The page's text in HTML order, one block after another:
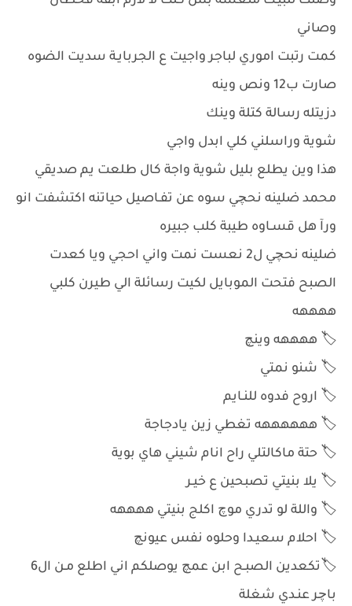
وصاني
كمت رتبت اموري لباجر واجيت ع الجربايـة سديت الضوه
صارت ب12 ونص وينه
دزيتله رسالة كتلة وينك
شوية وراسلني كلي ابدل واجي
هذا وين يطلع بليل شوية واجة كال طلعت يم صديقي
محمد ضلينه نحچي سوه عن تفـاصيل حياتنه اكتشفت انو
ورآ هل قسـاوه طيبة كلب جبيره
ضلينه نحچي ل2 نعست نمت واني احجي ويا كعدت
الصبح فتحت الموبايل لكيت رسائلة الي طيرن كلبي
ههههه
🏷️ ههههه وينچ
🏷️ شنو نمتي
🏷️ اروح فدوه للنـايم
🏷️ ههههههه تغطي زين يادجاجة
🏷️ حتة ماكالتلي راح انام شيني هاي بوية
🏷️ يلا بنيتي تصبحين ع خيـر
🏷️ واللة لو تدري موچ اكلج بنيتي ههههه
🏷️ احلام سعيـدا وحلوه نفس عيونچ
🏷️تكعدين الصبـح ابن عمچ يوصلكم اني اطلع مـن ال6
باچر عنـدي شغلة